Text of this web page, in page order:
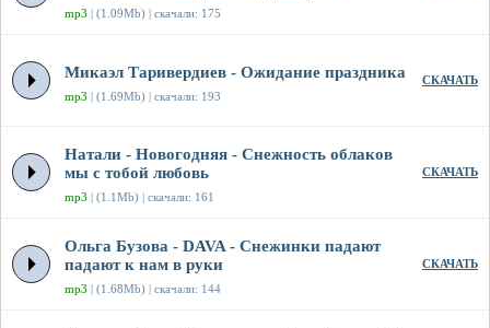
mp3 | (1.09Mb) | скачали: 175
Микаэл Таривердиев - Ожидание праздника
mp3 | (1.69Mb) | скачали: 193
СКАЧАТЬ
Натали - Новогодняя - Снежность облаков
мы с тобой любовь
mp3 | (1.1Mb) | скачали: 161
СКАЧАТЬ
Ольга Бузова - DAVA - Снежинки падают
падают к нам в руки
mp3 | (1.68Mb) | скачали: 144
СКАЧАТЬ